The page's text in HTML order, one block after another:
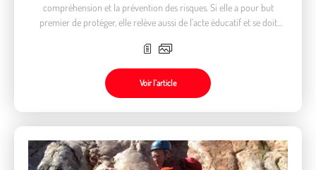
compréhension et la prévention des risques. Si elle a pour but
premier de protéger, elle relève aussi de l’acte éducatif et se doit
Voir l’article